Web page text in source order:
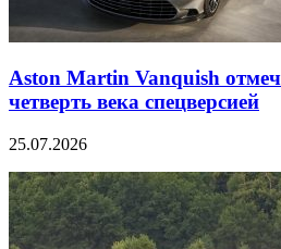
Aston Martin Vanquish
четверть века спецверсией
25.07.2026